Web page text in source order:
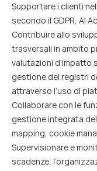
Supportare i clienti
secondo il GDPR, AI
Contribuire allo
trasversali in ambito
valutazioni d’Impatto
gestione dei registri
attraverso l’uso di
Collaborare con le
gestione integrata
mapping, cookie
Supervisionare e
scadenze,